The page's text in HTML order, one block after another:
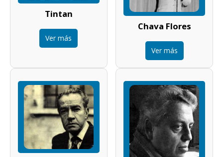
Tintan
Ver más
Chava Flores
Ver más